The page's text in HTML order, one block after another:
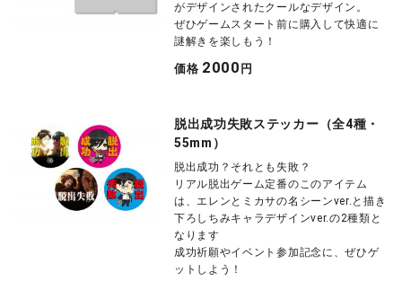
がデザインされたクールなデザイン。
ぜひゲームスタート前に購入して快適に
謎解きを楽しもう！
価格 2000 円
脱出成功失敗ステッカー（全4種・
55mm）
脱出成功？それとも失敗？
リアル脱出ゲーム定番のこのアイテム
は、エレンとミカサの名シーンver.と描き
下ろしちみキャラデザインver.の2種類と
なります
成功祈願やイベント参加記念に、ぜひゲ
ットしよう！